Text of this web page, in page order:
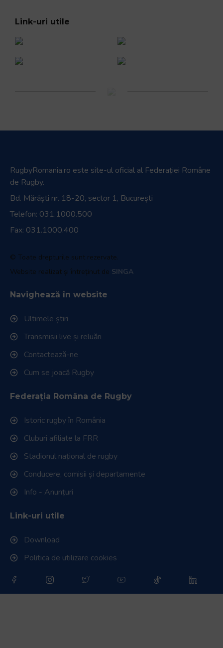
Link-uri utile
RugbyRomania.ro este site-ul oficial al Federației Române
de Rugby.
Bd. Mărăști nr. 18-20, sector 1, București
Telefon: 031.1000.500
Fax: 031.1000.400
© Toate drepturile sunt rezervate.
Website realizat și întreținut de SINGA
Navighează în website
Ultimele știri
Transmisii live și reluări
Contactează-ne
Cum se joacă Rugby
Federația Româna de Rugby
Istoric rugby în România
Cluburi afiliate la FRR
Stadionul național de rugby
Conducere, comisii și departamente
Info - Anunțuri
Link-uri utile
Download
Politica de utilizare cookies